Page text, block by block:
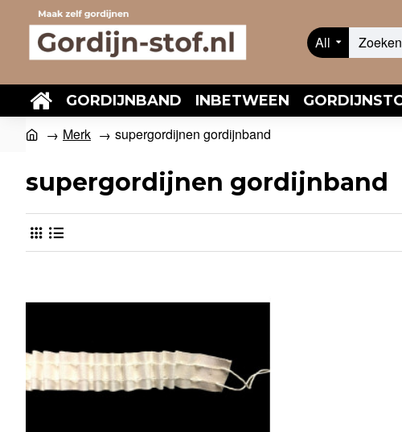
All
GORDIJNBAND INBETWEEN
Merk
supergordijnen gordijnband
supergordijnen gordijnband